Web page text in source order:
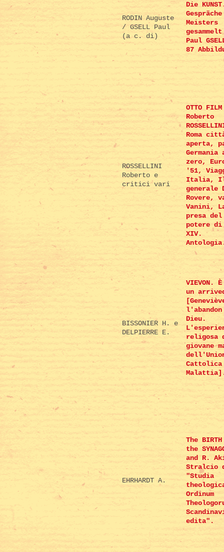
RODIN Auguste
/ GSELL Paul
(a c. di)
Die
Meisters
Paul
87
ROSSELLINI
Roberto e
critici vari
OTTO
Roberto
Roma
aperta,
Germania
zero,
'51,
Italia,
generale
Rovere,
Vanini,
presa del
potere
XIV.
BISSONIER H. e
DELPIERRE E.
VIEVON.
un
Dieu.
religosa
giovane
Cattolica
EHRHARDT A.
The
the
and R.
Stralcio
"Studia
Ordinum
edita".